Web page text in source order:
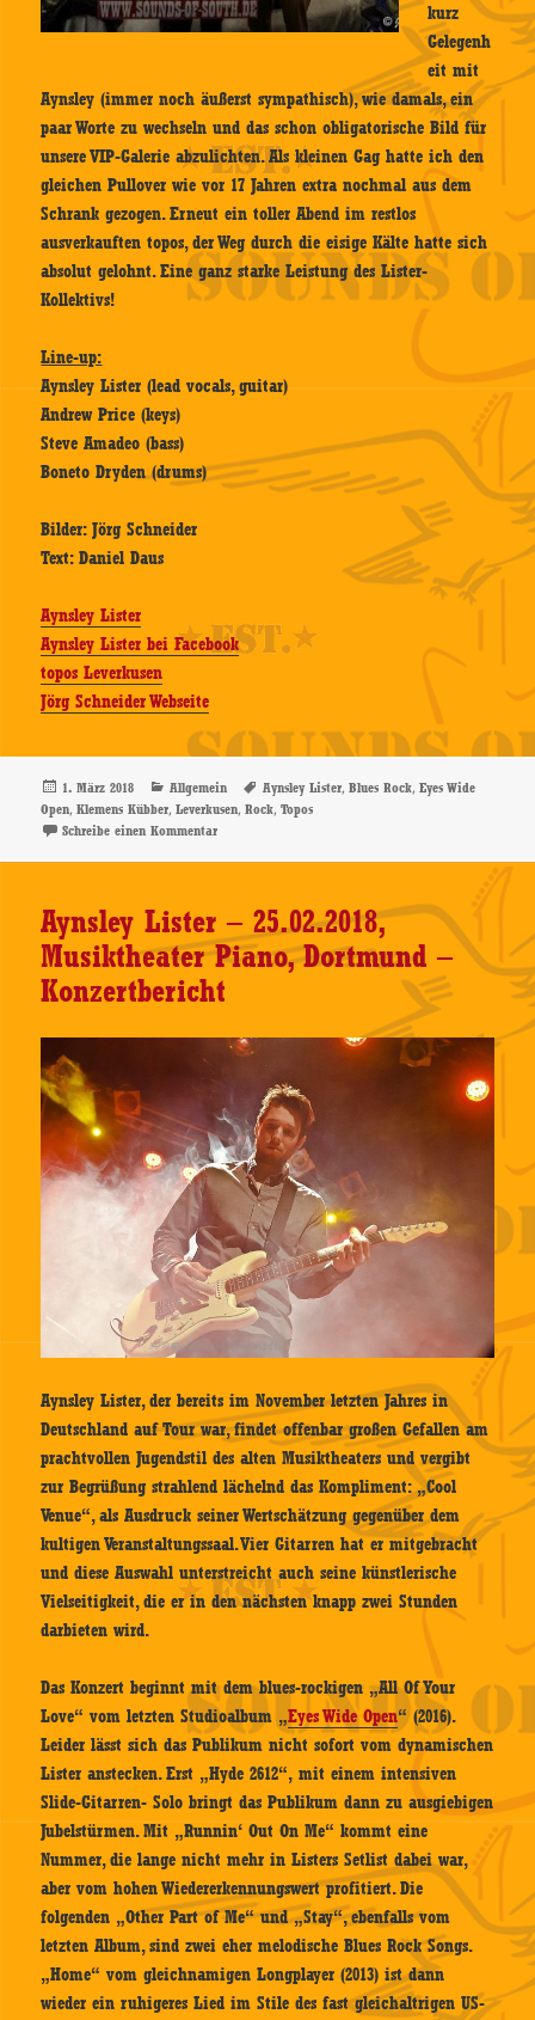
kurz
Gelegenh
eit mit
Aynsley (immer noch äußerst sympathisch), wie damals, ein
paar Worte zu wechseln und das schon obligatorische Bild für
unsere VIP-Galerie abzulichten. Als kleinen Gag hatte ich den
gleichen Pullover wie vor 17 Jahren extra nochmal aus dem
Schrank gezogen. Erneut ein toller Abend im restlos
ausverkauften topos, der Weg durch die eisige Kälte hatte sich
absolut gelohnt. Eine ganz starke Leistung des Lister-
Kollektivs!
Line-up:
Aynsley Lister (lead vocals, guitar)
Andrew Price (keys)
Steve Amadeo (bass)
Boneto Dryden (drums)
Bilder: Jörg Schneider
Text: Daniel Daus
Aynsley Lister
Aynsley Lister bei Facebook
topos Leverkusen
Jörg Schneider Webseite
Veröffentlicht
am
1. März 2018 Kategorien
Allgemein Schlagwörter
Aynsley Lister,Blues Rock,Eyes Wide
Open,Klemens Kübber,Leverkusen,Rock,Topos
Schreibe einen Kommentarzu Aynsley Lister – 28.02.2018, topos, Leverkusen –
Aynsley Lister – 25.02.2018,
Musiktheater Piano, Dortmund –
Konzertbericht
Aynsley Lister, der bereits im November letzten Jahres in
Deutschland auf Tour war, findet offenbar großen Gefallen am
prachtvollen Jugendstil des alten Musiktheaters und vergibt
zur Begrüßung strahlend lächelnd das Kompliment: „Cool
Venue“, als Ausdruck seiner Wertschätzung gegenüber dem
kultigen Veranstaltungssaal. Vier Gitarren hat er mitgebracht
und diese Auswahl unterstreicht auch seine künstlerische
Vielseitigkeit, die er in den nächsten knapp zwei Stunden
darbieten wird.
Das Konzert beginnt mit dem blues-rockigen „All Of Your
Love“ vom letzten Studioalbum „Eyes Wide Open“ (2016).
Leider lässt sich das Publikum nicht sofort vom dynamischen
Lister anstecken. Erst „Hyde 2612“, mit einem intensiven
Slide-Gitarren- Solo bringt das Publikum dann zu ausgiebigen
Jubelstürmen. Mit „Runnin‘ Out On Me“ kommt eine
Nummer, die lange nicht mehr in Listers Setlist dabei war,
aber vom hohen Wiedererkennungswert profitiert. Die
folgenden „Other Part of Me“ und „Stay“, ebenfalls vom
letzten Album, sind zwei eher melodische Blues Rock Songs.
„Home“ vom gleichnamigen Longplayer (2013) ist dann
wieder ein ruhigeres Lied im Stile des fast gleichaltrigen US-